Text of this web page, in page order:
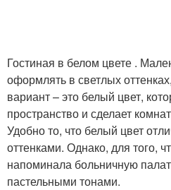
Гостиная в белом цвете .
оформлять в светлых
вариант – это белый цвет,
пространство и сделает
Удобно то, что белый цвет
оттенками. Однако, для того,
напоминала больничную
пастельными тонами.